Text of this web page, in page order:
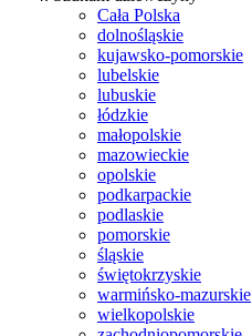
Cała Polska
dolnośląskie
kujawsko-pomorskie
lubelskie
lubuskie
łódzkie
małopolskie
mazowieckie
opolskie
podkarpackie
podlaskie
pomorskie
śląskie
świętokrzyskie
warmińsko-mazurskie
wielkopolskie